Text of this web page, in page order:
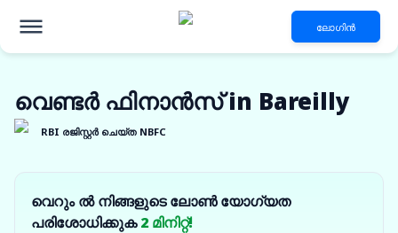
ലോഗിൻ
വെണ്ടർ ഫിനാൻസ് in Bareilly
RBI രജിസ്റ്റർ ചെയ്ത NBFC
വെറും ൽ നിങ്ങളുടെ ലോൺ യോഗ്യത
പരിശോധിക്കുക2 മിനിറ്റ്!